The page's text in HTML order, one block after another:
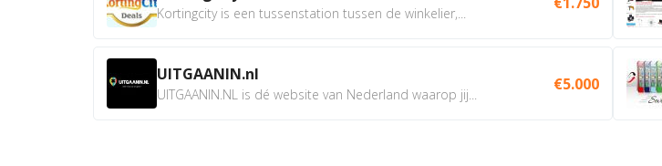
Kortingcity is een tussenstation tussen de winkelier,...
UITGAANIN.nl
UITGAANIN.NL is dé website van Nederland waarop jij...
€5.000